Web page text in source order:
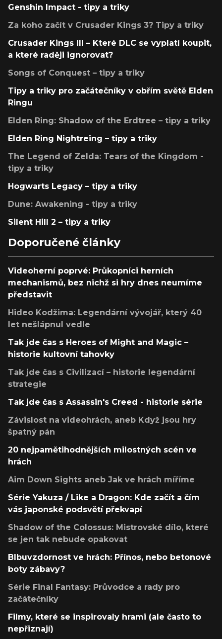
Genshin Impact - tipy a triky
Za koho začít v Crusader Kings 3? Tipy a triky
Crusader Kings III – Které DLC se vyplatí koupit,
a které raději ignorovat?
Songs of Conquest – tipy a triky
Tipy a triky pro začátečníky v obřím světě Elden
Ringu
Elden Ring: Shadow of the Erdtree – tipy a triky
Elden Ring Nightreing – tipy a triky
The Legend of Zelda: Tears of the Kingdom -
tipy a triky
Hogwarts Legacy – tipy a triky
Dune: Awakening - tipy a triky
Silent Hill 2 – tipy a triky
Doporučené články
Videoherní poprvé: Průkopníci herních
mechanismů, bez nichž si hry dnes neumíme
představit
Hideo Kodžima: Legendární vývojář, který 40
let nešlápnul vedle
Tak jde čas s Heroes of Might and Magic –
historie kultovní tahovky
Tak jde čas s Civilizací – historie legendární
strategie
Tak jde čas s Assassin's Creed - historie série
Závislost na videohrách, aneb Když jsou hry
špatný pán
20 nejpamětihodnějších milostných scén ve
hrách
Aim Down Sights aneb Jak ve hrách míříme
Série Yakuza / Like a Dragon: Kde začít a čím
vás japonské podsvětí překvapí
Shadow of the Colossus: Mistrovské dílo, které
se jen tak nebude opakovat
Blbuvzdornost ve hrách: Přínos, nebo betonové
boty zábavy?
Série Final Fantasy: Průvodce a rady pro
začátečníky
Filmy, které se inspirovaly hrami (ale často to
nepřiznají)